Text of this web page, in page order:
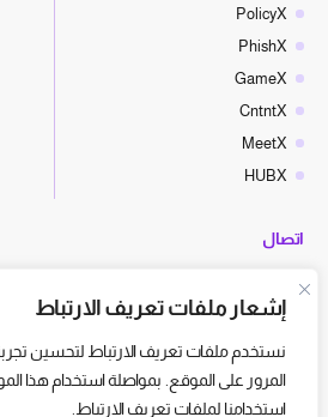
إشعار ملفات تعريف الارتباط
نستخدم ملفات تعريف الارتباط لتحسين
المرور على الموقع. بمواصلة استخدام هذا
استخدامنا لملفات تعريف الارتباط.
PolicyX
PhishX
GameX
CntntX
MeetX
HUBX
اتصال
hello@cyberx.world